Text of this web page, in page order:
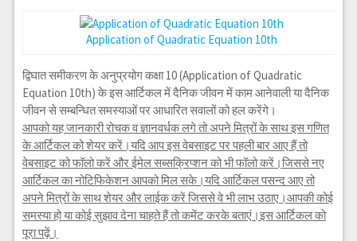
Application of Quadratic Equation 10th
द्विघात समीकरण के अनुप्रयोग कक्षा 10 (Application of Quadratic
Equation 10th) के इस आर्टिकल में दैनिक जीवन में काम आनेवाली या दैनिक
जीवन से सम्बन्धित समस्याओं पर आधारित सवालों को हल करेंगे।
आपको यह जानकारी रोचक व ज्ञानवर्धक लगे तो अपने मित्रों के साथ इस गणित
के आर्टिकल को शेयर करें।यदि आप इस वेबसाइट पर पहली बार आए हैं तो
वेबसाइट को फॉलो करें और ईमेल सब्सक्रिप्शन को भी फॉलो करें।जिससे नए
आर्टिकल का नोटिफिकेशन आपको मिल सके।यदि आर्टिकल पसन्द आए तो
अपने मित्रों के साथ शेयर और लाईक करें जिससे वे भी लाभ उठाए।आपकी कोई
समस्या हो या कोई सुझाव देना चाहते हैं तो कमेंट करके बताएं।इस आर्टिकल को
पूरा पढ़ें।